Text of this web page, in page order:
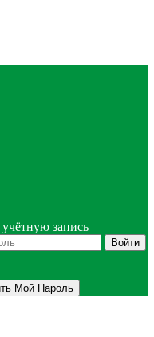
запись